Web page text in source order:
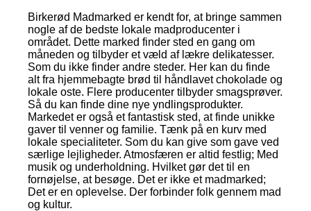
Birkerød Madmarked er kendt for, at bringe sammen
nogle af de bedste lokale madproducenter i
området. Dette marked finder sted en gang om
måneden og tilbyder et væld af lækre delikatesser.
Som du ikke finder andre steder. Her kan du finde
alt fra hjemmebagte brød til håndlavet chokolade og
lokale oste. Flere producenter tilbyder smagsprøver.
Så du kan finde dine nye yndlingsprodukter.
Markedet er også et fantastisk sted, at finde unikke
gaver til venner og familie. Tænk på en kurv med
lokale specialiteter. Som du kan give som gave ved
særlige lejligheder. Atmosfæren er altid festlig; Med
musik og underholdning. Hvilket gør det til en
fornøjelse, at besøge. Det er ikke et madmarked;
Det er en oplevelse. Der forbinder folk gennem mad
og kultur.